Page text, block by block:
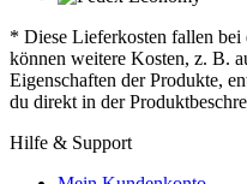
* Diese Lieferkosten fallen bei
können weitere Kosten, z. B.
Eigenschaften der Produkte,
du direkt in der
Hilfe & Support